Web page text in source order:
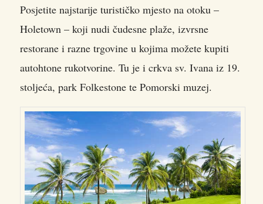
Posjetite najstarije turističko mjesto na otoku –
Holetown – koji nudi čudesne plaže, izvrsne
restorane i razne trgovine u kojima možete kupiti
autohtone rukotvorine. Tu je i crkva sv. Ivana iz 19.
stoljeća, park Folkestone te Pomorski muzej.